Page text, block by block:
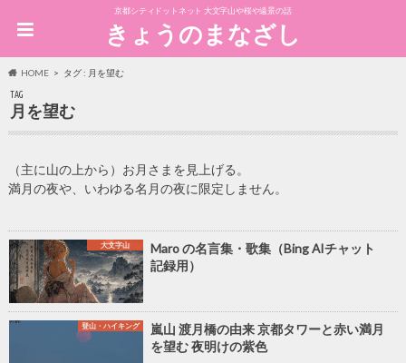
京都シティドットネット 大文字山や桜や遠景の話
きょうのまなざし
HOME タグ : 月を望む
TAG
月を望む
（主に山の上から）お月さまを見上げる。
満月の夜や、いわゆる名月の夜に限定しません。
大文字山
Maro の名言集・歌集（Bing AIチャット
記録用）
登山・ハイキング
嵐山 渡月橋の由来 京都タワーと赤い満月
を望む 夜明けの紫色